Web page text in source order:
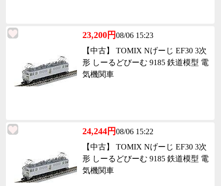
23,200円08/06 15:23
【中古】 TOMIX Nげーじ EF30 3次
形 しーるどびーむ 9185 鉄道模型 電
気機関車
24,244円08/06 15:22
【中古】 TOMIX Nげーじ EF30 3次
形 しーるどびーむ 9185 鉄道模型 電
気機関車